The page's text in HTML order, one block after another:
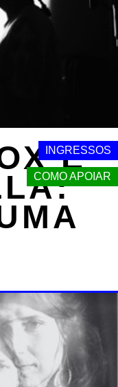
INGRESSOS
COMO APOIAR
E